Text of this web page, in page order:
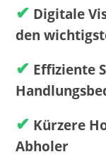
✔ Digitale
den
✔ Effiziente
✔ Kürzere
Abholer